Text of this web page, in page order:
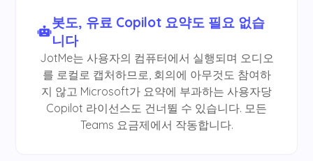
봇도, 유료 Copilot 요약도 필요 없습
니다
JotMe는 사용자의 컴퓨터에서 실행되며 오디오
를 로컬로 캡처하므로, 회의에 아무것도 참여하
지 않고 Microsoft가 요약에 부과하는 사용자당
Copilot 라이선스도 건너뛸 수 있습니다. 모든
Teams 요금제에서 작동합니다.